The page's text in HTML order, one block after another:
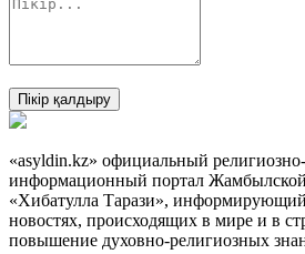
Пікір қалдыру
«asyldin.kz» официальный
информационный портал Жамбылской
«Хибатулла Тарази»,
новостях, происходящих в мире и в
повышение духовно-религиозных